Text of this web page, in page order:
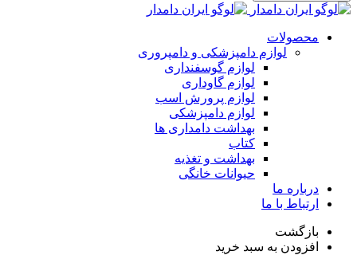
محصولات
لوازم دامپزشکی و دامپروری
لوازم گوسفنداری
لوازم گاوداری
لوازم پرورش اسب
لوازم دامپزشکی
بهداشت دامداری ها
کتاب
بهداشت و تغذیه
حیوانات خانگی
درباره ما
ارتباط با ما
بازگشت
افزودن به سبد خرید